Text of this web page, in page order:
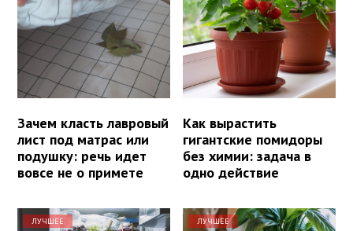
Зачем класть лавровый
лист под матрас или
подушку: речь идет
вовсе не о примете
Как вырастить
гигантские помидоры
без химии: задача в
одно действие
ЛУЧШЕЕ ЛУЧШЕЕ